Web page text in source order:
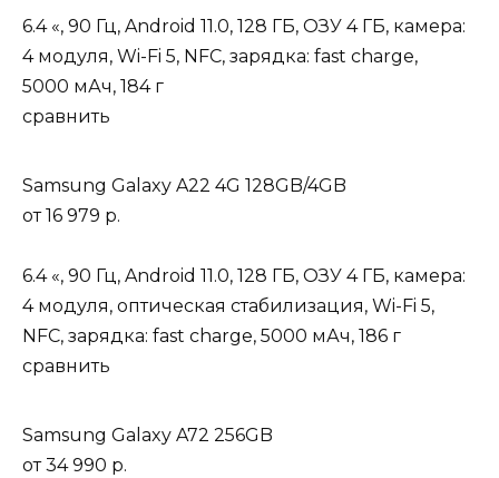
6.4 «, 90 Гц, Android 11.0, 128 ГБ, ОЗУ 4 ГБ, камера:
4 модуля, Wi-Fi 5, NFC, зарядка: fast charge,
5000 мАч, 184 г
сравнить
Samsung Galaxy A22 4G 128GB/4GB
от16 979 р.
6.4 «, 90 Гц, Android 11.0, 128 ГБ, ОЗУ 4 ГБ, камера:
4 модуля, оптическая стабилизация, Wi-Fi 5,
NFC, зарядка: fast charge, 5000 мАч, 186 г
сравнить
Samsung Galaxy A72 256GB
от34 990 р.